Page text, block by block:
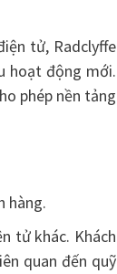
tử, Radclyffe
hoạt động mới.
phép nền tảng
hàng.
tử khác. Khách
quan đến quỹ